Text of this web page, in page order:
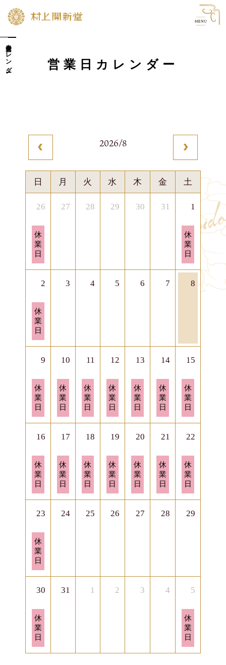
TOP ― 村上開新堂の歴史
村上開新堂のお菓子
季節のお菓子
スープ・ゼリー・
オードブル
special movie ― 日々、丁寧な仕事を
店舗情報・アクセ
ス
お知らせ
ご購入をご希望の
村上開新堂レストラン
山本道子の店
Dohkan
営業日カレンダー 営業日カレンダー
2026/8
日 月 火 水 木 金 土
26 27 28 29 30 31 1
日
曜
日,
7
月
26th
休
業
日
土
曜
日,
8
月
1st
休
業
日
2 3 4 5 6 7 8
日
曜
日,
8
月
2nd
休
業
日
9 10 11 12 13 14 15
日
曜
日,
8
月
9th
休
業
日
月
曜
日,
8
月
10th
休
業
日
火
曜
日,
8
月
11th
休
業
日
水
曜
日,
8
月
12th
休
業
日
木
曜
日,
8
月
13th
休
業
日
金
曜
日,
8
月
14th
休
業
日
土
曜
日,
8
月
15th
休
業
日
16 17 18 19 20 21 22
日
曜
日,
8
月
16th
休
業
日
月
曜
日,
8
月
17th
休
業
日
火
曜
日,
8
月
18th
休
業
日
水
曜
日,
8
月
19th
休
業
日
木
曜
日,
8
月
20th
休
業
日
金
曜
日,
8
月
21st
休
業
日
土
曜
日,
8
月
22nd
休
業
日
23 24 25 26 27 28 29
日
曜
日,
8
月
23rd
休
業
日
30 31 1 2 3 4 5
日
曜
日,
8
月
休
業
日
土
曜
日,
9
月
休
業
日